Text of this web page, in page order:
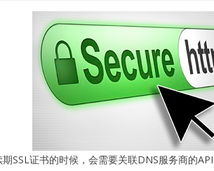
SSL证书的时候，会需要关联DNS服务商的